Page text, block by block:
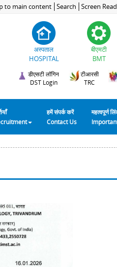
to main content Search Screen
अस्पताल
HOSPITAL
बीएमटी
BMT
डीएसटी लॉगिन
DST Login
टीआरसी
TRC
हमें संपर्क करें
Contact Us
महत्वपूर्ण